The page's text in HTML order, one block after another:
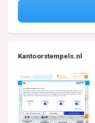
Kantoorstempels.nl